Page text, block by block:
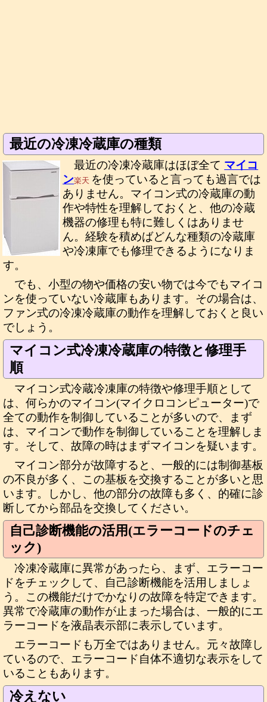
最近の冷凍冷蔵庫の種類
最近の冷凍冷蔵庫はほぼ全て マイコ
ン楽天 を使っていると言っても過言では
ありません。マイコン式の冷蔵庫の動
作や特性を理解しておくと、他の冷蔵
機器の修理も特に難しくはありませ
ん。経験を積めばどんな種類の冷蔵庫
や冷凍庫でも修理できるようになりま
す。
でも、小型の物や価格の安い物では今でもマイコ
ンを使っていない冷蔵庫もあります。その場合は、
ファン式の冷凍冷蔵庫の動作を理解しておくと良い
でしょう。
マイコン式冷凍冷蔵庫の特徴と修理手
順
マイコン式冷蔵冷凍庫の特徴や修理手順として
は、何らかのマイコン(マイクロコンピューター)で
全ての動作を制御していることが多いので、まず
は、マイコンで動作を制御していることを理解しま
す。そして、故障の時はまずマイコンを疑います。
マイコン部分が故障すると、一般的には制御基板
の不良が多く、この基板を交換することが多いと思
います。しかし、他の部分の故障も多く、的確に診
断してから部品を交換してください。
自己診断機能の活用(エラーコードのチェ
ック)
冷凍冷蔵庫に異常があったら、まず、エラーコー
ドをチェックして、自己診断機能を活用しましょ
う。この機能だけでかなりの故障を特定できます。
異常で冷蔵庫の動作が止まった場合は、一般的にエ
ラーコードを液晶表示部に表示しています。
エラーコードも万全ではありません。元々故障し
ているので、エラーコード自体不適切な表示をして
いることもあります。
冷えない